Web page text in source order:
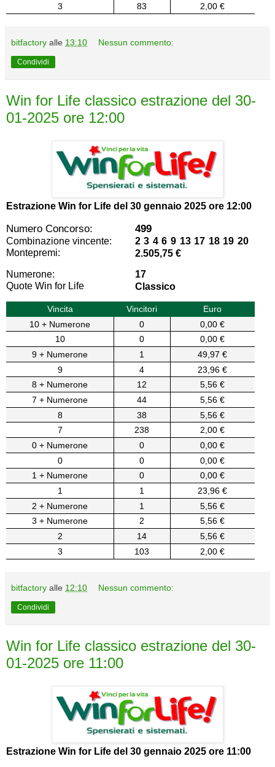
3
83 2,00 €
bitfactory alle 13:10 Nessun commento:
Condividi
Win for Life classico estrazione del 30-
01-2025 ore 12:00
Estrazione Win for Life del 30 gennaio 2025 ore 12:00
Numero Concorso: 499
Combinazione vincente:
2 3 4 6 9 13 17 18 19 20
Montepremi:
2.505,75 €
Numerone:
17
Quote Win for Life
Classico
Vincita Vincitori
Euro
10 + Numerone
0
0,00 €
10
0
0,00 €
9 + Numerone
1
49,97 €
9
4
23,96 €
8 + Numerone
12
5,56 €
7 + Numerone
44
5,56 €
8
38
5,56 €
7
238
2,00 €
0 + Numerone
0
0,00 €
0
0
0,00 €
1 + Numerone
0
0,00 €
1
1
23,96 €
2 + Numerone
1
5,56 €
3 + Numerone
2
5,56 €
2
14
5,56 €
3
103 2,00 €
bitfactory alle 12:10 Nessun commento:
Condividi
Win for Life classico estrazione del 30-
01-2025 ore 11:00
Estrazione Win for Life del 30 gennaio 2025 ore 11:00